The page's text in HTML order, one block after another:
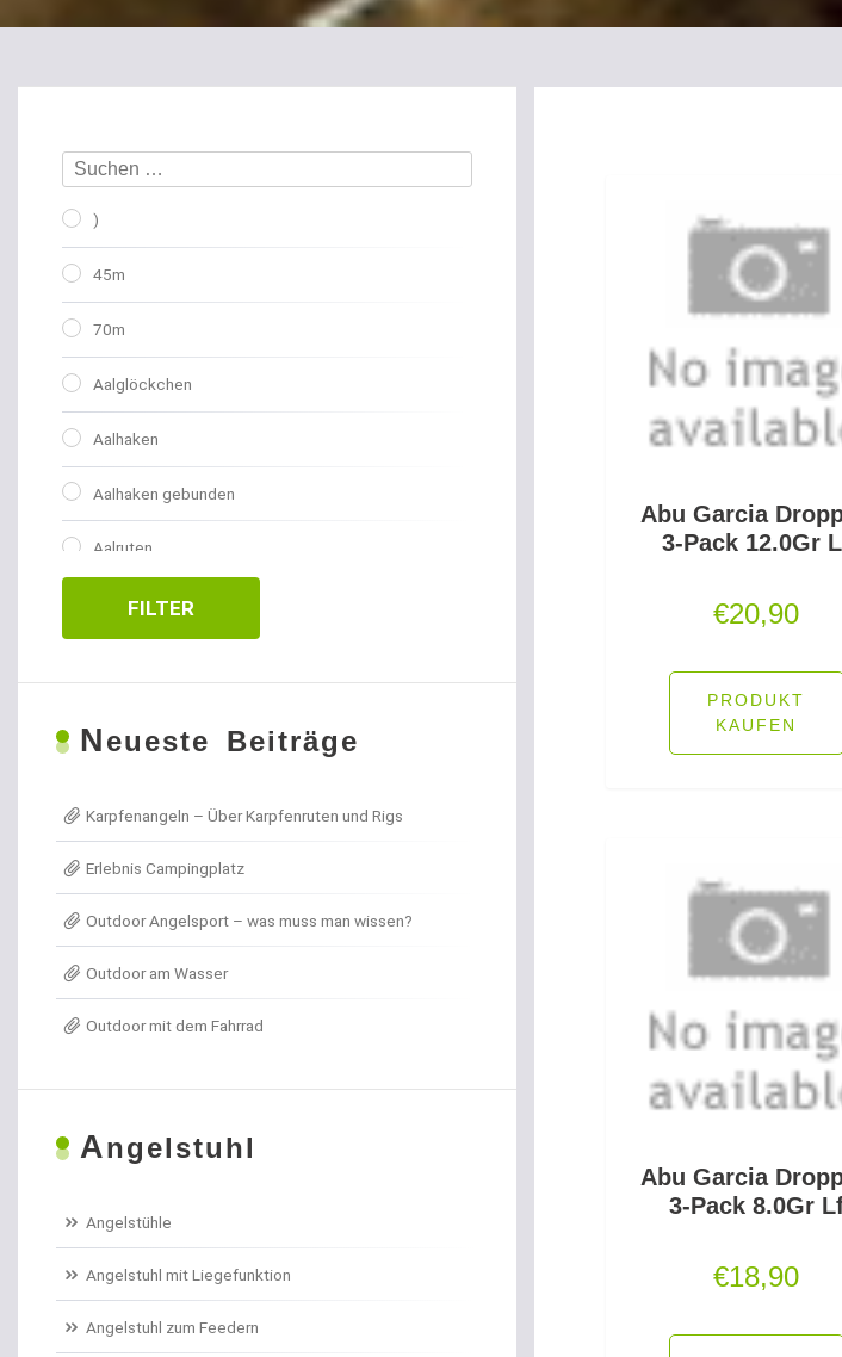
Abu Garcia
3-Pack 12.0Gr
€20,90
PRODUKT
KAUFEN
Abu Garcia
3-Pack 8.0Gr
€18,90
)
45m
70m
Aalglöckchen
Aalhaken
Aalhaken gebunden
Aalruten
Abhakmatten
Angel- / Jagd- & Outdoormesser
Angelkoffer
Angelrollen für das Forellenangeln
Angelschnur Dorsch
Angelschnur Feedern
FILTER
Neueste Beiträge
Karpfenangeln – Über Karpfenruten und Rigs
Erlebnis Campingplatz
Outdoor Angelsport – was muss man wissen?
Outdoor am Wasser
Outdoor mit dem Fahrrad
Angelstuhl
Angelstühle
Angelstuhl mit Liegefunktion
Angelstuhl zum Feedern